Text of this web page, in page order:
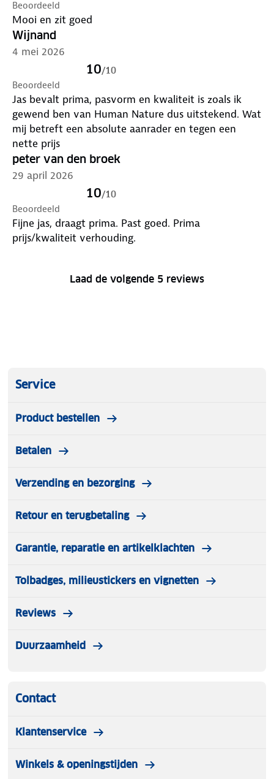
Beoordeeld
Mooi en zit goed
Wijnand
4 mei 2026
10/10
Beoordeeld
Jas bevalt prima, pasvorm en kwaliteit is zoals ik
gewend ben van Human Nature dus uitstekend. Wat
mij betreft een absolute aanrader en tegen een
nette prijs
peter van den broek
29 april 2026
10/10
Beoordeeld
Fijne jas, draagt prima. Past goed. Prima
prijs/kwaliteit verhouding.
Laad de volgende 5 reviews
Service
Product bestellen
Betalen
Verzending en bezorging
Retour en terugbetaling
Garantie, reparatie en artikelklachten
Tolbadges, milieustickers en vignetten
Reviews
Duurzaamheid
Contact
Klantenservice
Winkels & openingstijden